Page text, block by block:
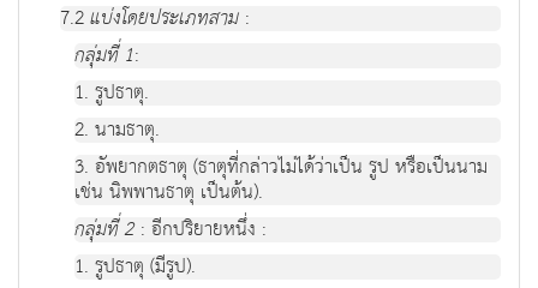
7.2แบ่งโดยประเภทสาม :
กลุ่มที่ 1:
1. รูปธาตุ.
2. นามธาตุ.
3. อัพยากตธาตุ (ธาตุที่กล่าวไม่ได้ว่าเป็น รูป หรือเป็นนาม
เช่น นิพพานธาตุ เป็นต้น).
กลุ่มที่ 2: อีกปริยายหนึ่ง :
1. รูปธาตุ (มีรูป).